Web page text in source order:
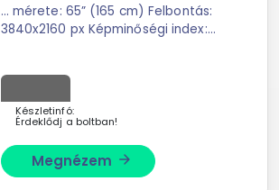
... mérete: 65” (165 cm) Felbontás:
3840x2160 px Képminőségi index:
TULAJDONSÁGOK Elektronikus ...
Készletinfó:
Érdeklődj a boltban!
Megnézem arrow_forward